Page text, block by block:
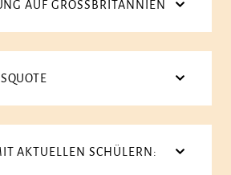
AUF GROSSBRITANNIEN
AKTUELLEN SCHÜLERN: